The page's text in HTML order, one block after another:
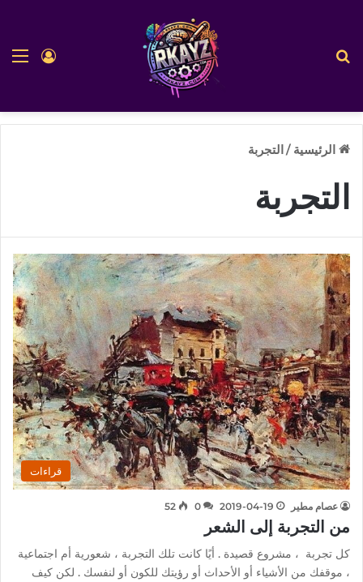
تسجيل
الرئيسية /التجربة
التجربة
قراءات
عصام مطير 2019-04-19
0
52
من التجربة إلى الشعر
كل تجربة ، مشروع قصيدة . أيًا كانت تلك التجربة ، شعورية أم اجتماعية
، موقفك من الأشياء أو الأحداث أو رؤيتك للكون أو لنفسك . لكن كيف